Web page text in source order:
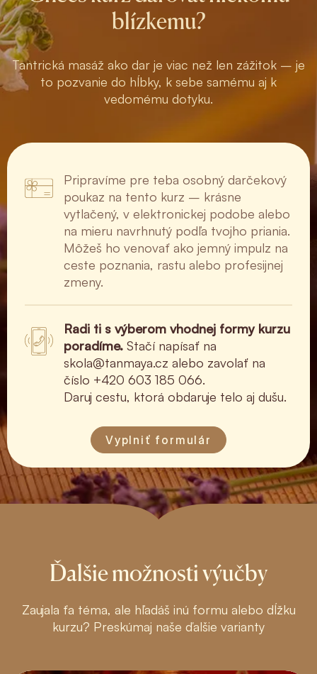
blízkemu?
Tantrická masáž ako dar je viac než len zážitok – je
to pozvanie do hĺbky, k sebe samému aj k
vedomému dotyku.
Pripravíme pre teba osobný darčekový
poukaz na tento kurz – krásne
vytlačený, v elektronickej podobe alebo
na mieru navrhnutý podľa tvojho priania.
Môžeš ho venovať ako jemný impulz na
ceste poznania, rastu alebo profesijnej
zmeny.
Radi ti s výberom vhodnej formy kurzu
poradíme. Stačí napísať na
skola@tanmaya.cz alebo zavolať na
číslo +420 603 185 066.
Daruj cestu, ktorá obdaruje telo aj dušu.
Vyplniť formulár
Ďalšie možnosti výučby
Zaujala ťa téma, ale hľadáš inú formu alebo dĺžku
kurzu? Preskúmaj naše ďalšie varianty